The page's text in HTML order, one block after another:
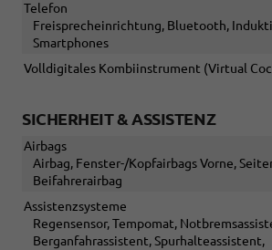
Telefon
Freisprecheinrichtung, Bluetooth,
Smartphones
Volldigitales Kombiinstrument (Virtual
SICHERHEIT & ASSISTENZ
Airbags
Airbag, Fenster-/Kopfairbags Vorne,
Beifahrerairbag
Assistenzsysteme
Regensensor, Tempomat,
Berganfahrassistent, Spurhalteassistent,